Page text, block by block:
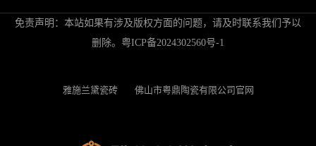
免责声明：本站如果有涉及版权方面的问题，请及时联系我们予以
删除。 粤ICP备2024302560号-1
雅施兰黛瓷砖 佛山市粤鼎陶瓷有限公司官网